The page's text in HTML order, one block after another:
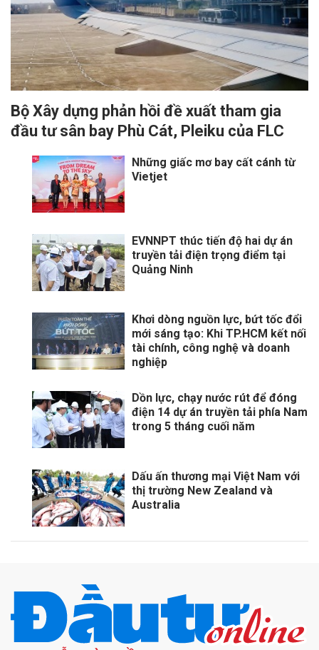
Bộ Xây dựng phản hồi đề xuất tham gia
đầu tư sân bay Phù Cát, Pleiku của FLC
Những giấc mơ bay cất cánh từ
Vietjet
EVNNPT thúc tiến độ hai dự án
truyền tải điện trọng điểm tại
Quảng Ninh
Khơi dòng nguồn lực, bứt tốc đổi
mới sáng tạo: Khi TP.HCM kết nối
tài chính, công nghệ và doanh
nghiệp
Dồn lực, chạy nước rút để đóng
điện 14 dự án truyền tải phía Nam
trong 5 tháng cuối năm
Dấu ấn thương mại Việt Nam với
thị trường New Zealand và
Australia